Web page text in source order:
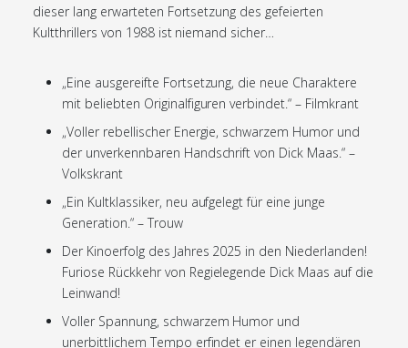
dieser lang erwarteten Fortsetzung des gefeierten
Kultthrillers von 1988 ist niemand sicher…
„Eine ausgereifte Fortsetzung, die neue Charaktere
mit beliebten Originalfiguren verbindet.“ – Filmkrant
„Voller rebellischer Energie, schwarzem Humor und
der unverkennbaren Handschrift von Dick Maas.“ –
Volkskrant
„Ein Kultklassiker, neu aufgelegt für eine junge
Generation.“ – Trouw
Der Kinoerfolg des Jahres 2025 in den Niederlanden!
Furiose Rückkehr von Regielegende Dick Maas auf die
Leinwand!
Voller Spannung, schwarzem Humor und
unerbittlichem Tempo erfindet er einen legendären